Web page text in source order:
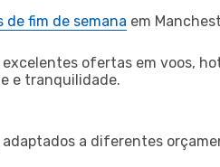
de fim de semana em
excelentes ofertas em voos,
e tranquilidade.
a diferentes